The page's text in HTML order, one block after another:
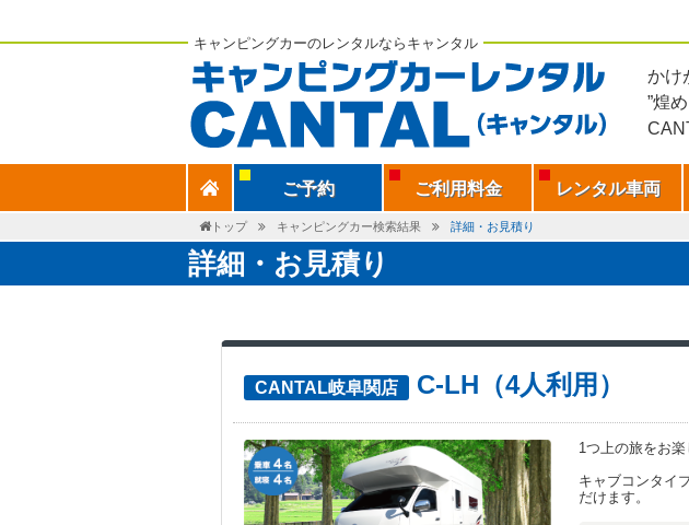
キャンピングカーのレンタルならキャンタル
かけ
”煌
ご予約 ご利用料金 レンタル車両
トップ キャンピングカー検索結果 詳細・お見積り
詳細・お見積り
CANTAL岐阜関店 C-LH（4人利用）
1つ上の旅をお
キャブコンタイ
だけます。